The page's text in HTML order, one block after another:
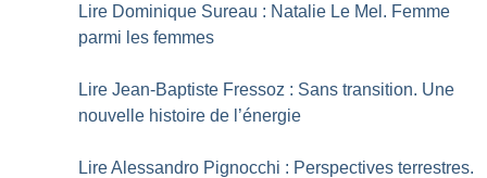
Lire Dominique Sureau : Natalie Le Mel. Femme
parmi les femmes
Lire Jean-Baptiste Fressoz : Sans transition. Une
nouvelle histoire de l’énergie
Lire Alessandro Pignocchi : Perspectives terrestres.